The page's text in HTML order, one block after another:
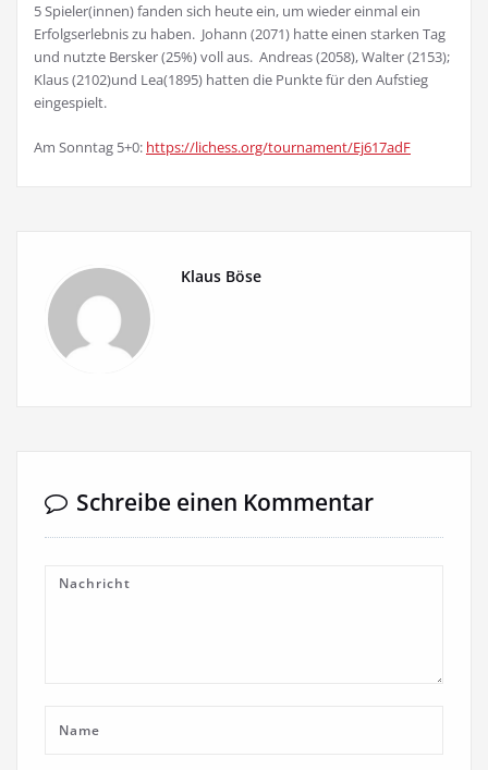
5 Spieler(innen) fanden sich heute ein, um wieder einmal ein
Erfolgserlebnis zu haben. Johann (2071) hatte einen starken Tag
und nutzte Bersker (25%) voll aus. Andreas (2058), Walter (2153);
Klaus (2102)und Lea(1895) hatten die Punkte für den Aufstieg
eingespielt.
Am Sonntag 5+0: https://lichess.org/tournament/Ej617adF
Klaus Böse
Schreibe einen Kommentar